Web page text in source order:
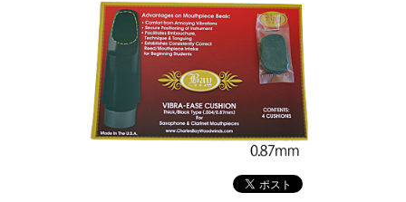
新商品・新規取り扱い商品
セール・イベント情報
人気の永江楽器コラム
「楽器をはじめよう」